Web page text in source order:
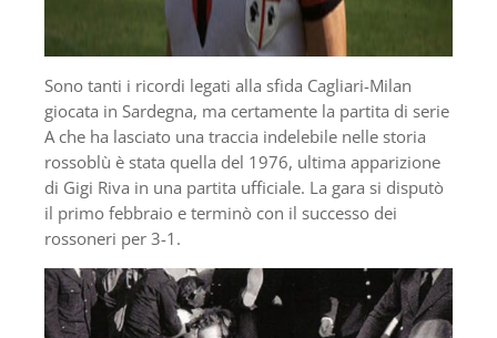
Sono tanti i ricordi legati alla sfida Cagliari-Milan
giocata in Sardegna, ma certamente la partita di serie
A che ha lasciato una traccia indelebile nelle storia
rossoblù è stata quella del 1976, ultima apparizione
di Gigi Riva in una partita ufficiale. La gara si disputò
il primo febbraio e terminò con il successo dei
rossoneri per 3-1.